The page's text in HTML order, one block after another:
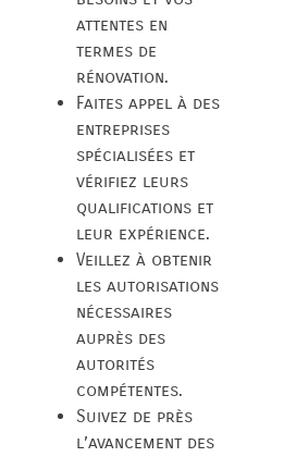
attentes en
termes de
rénovation.
Faites appel à des
entreprises
spécialisées et
vérifiez leurs
qualifications et
leur expérience.
Veillez à obtenir
les autorisations
nécessaires
auprès des
autorités
compétentes.
Suivez de près
l’avancement des